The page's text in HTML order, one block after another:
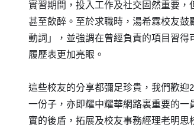
實習期間，投入工作及社交固然重要，
甚至飲醉。至於求職時，湯希霖校友鼓
動詞」，並強調在曾經負責的項目習得
履歷表更加亮眼。
這些校友的分享都彌足珍貴，我們歡迎
一份子，亦即耀中耀華網路裏重要的一
實的後盾，拓展及校友事務經理老明思